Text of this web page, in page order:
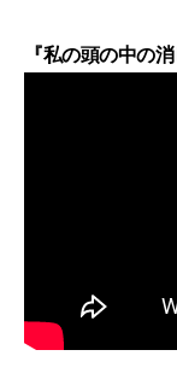
『私の頭の中の